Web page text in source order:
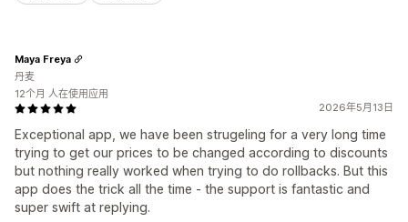
2026年5月13日
Exceptional app, we have been strugeling for a very long time
trying to get our prices to be changed according to discounts
but nothing really worked when trying to do rollbacks. But this
app does the trick all the time - the support is fantastic and
super swift at replying.
Maya Freya
丹麦
12个月 人在使用应用